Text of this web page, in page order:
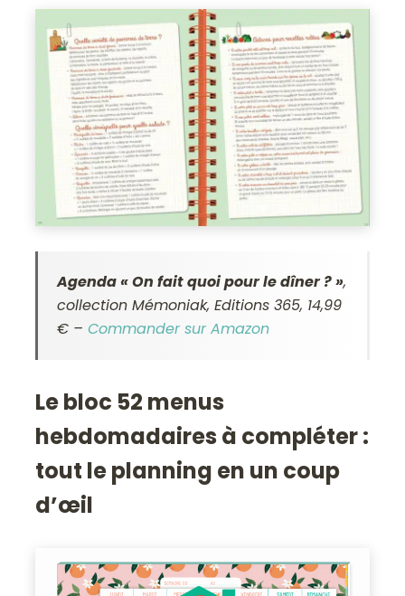
Agenda « On fait quoi pour le dîner ? »,
collection Mémoniak, Editions 365, 14,99
€ –Commander sur Amazon
Le bloc 52 menus
hebdomadaires à compléter :
tout le planning en un coup
d’œil